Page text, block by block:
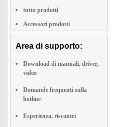
tutto prodotti
Accessori prodotti
Area di supporto:
Download di manuali, driver,
video
Domande frequenti sulla
hotline
Esperienza, riscontri